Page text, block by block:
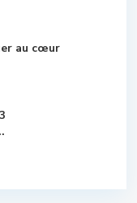
au cœur